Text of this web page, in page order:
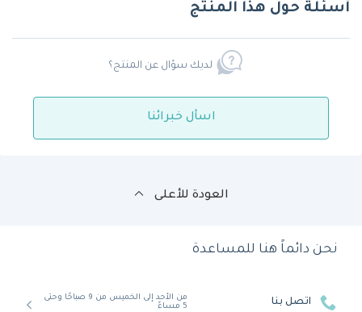
أسئلة حول هذا المنتج
لديك سؤال عن المنتج؟
اسأل خبرائنا
العودة للأعلى
نحن دائماً هنا للمساعدة
اتصل بنا
من الأحد إلى الخميس من 9 صباحًا وحتى
5 مساءً